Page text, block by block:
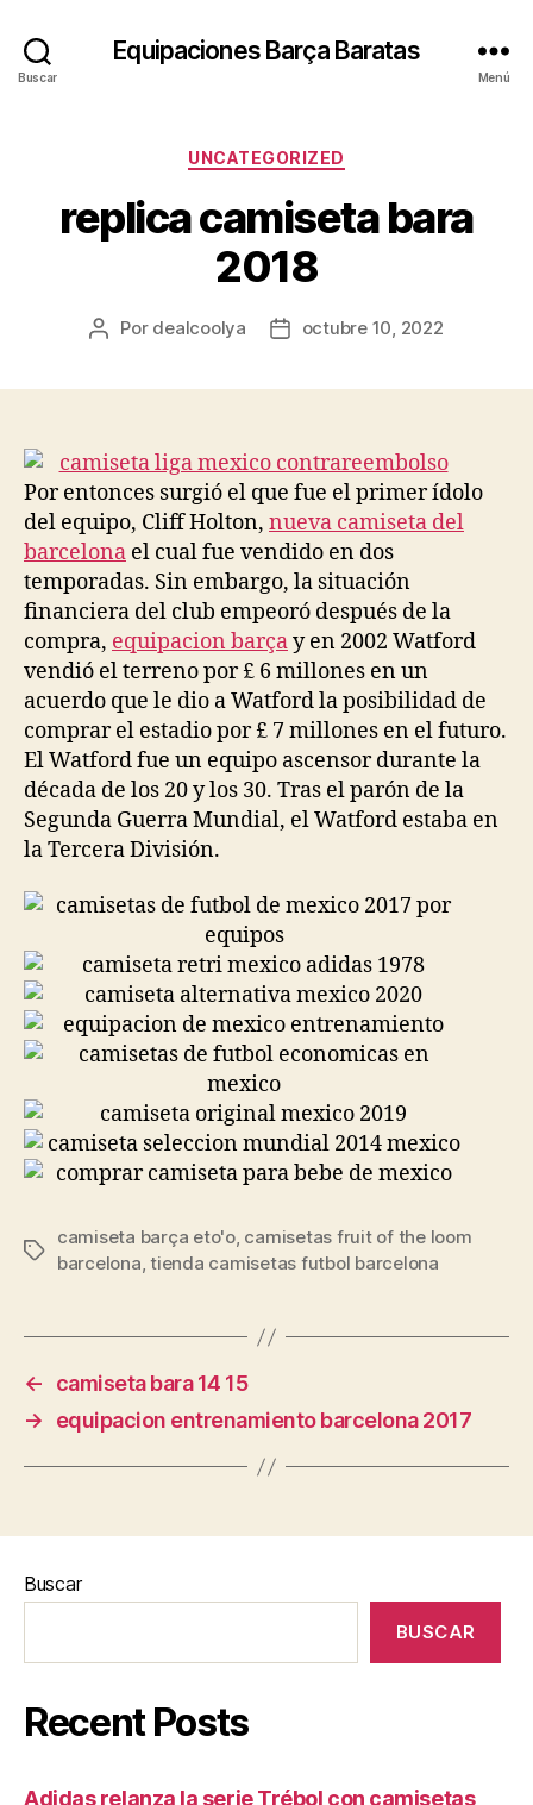
Buscar
Equipaciones Barça Baratas
Menú
Categorías
UNCATEGORIZED
replica camiseta bara
2018
Autor
Por dealcoolya
Fechaoctubre 10, 2022
Por entonces surgió el que fue el primer ídolo
del equipo, Cliff Holton, nueva camiseta del
barcelona el cual fue vendido en dos
temporadas. Sin embargo, la situación
financiera del club empeoró después de la
compra, equipacion barçay en 2002 Watford
vendió el terreno por £ 6 millones en un
acuerdo que le dio a Watford la posibilidad de
comprar el estadio por £ 7 millones en el futuro.
El Watford fue un equipo ascensor durante la
década de los 20 y los 30. Tras el parón de la
Segunda Guerra Mundial, el Watford estaba en
la Tercera División.
Etiquetas
camiseta barça eto'o, camisetas fruit of the loom
barcelona,tienda camisetas futbol barcelona
←
camiseta bara 14 15
→
equipacion entrenamiento barcelona 2017
Buscar
BUSCAR
Recent Posts
Adidas relanza la serie Trébol con camisetas